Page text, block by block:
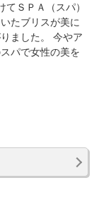
ＳＰＡ（スパ）
たブリスが美に
ました。 今やア
パで女性の美を